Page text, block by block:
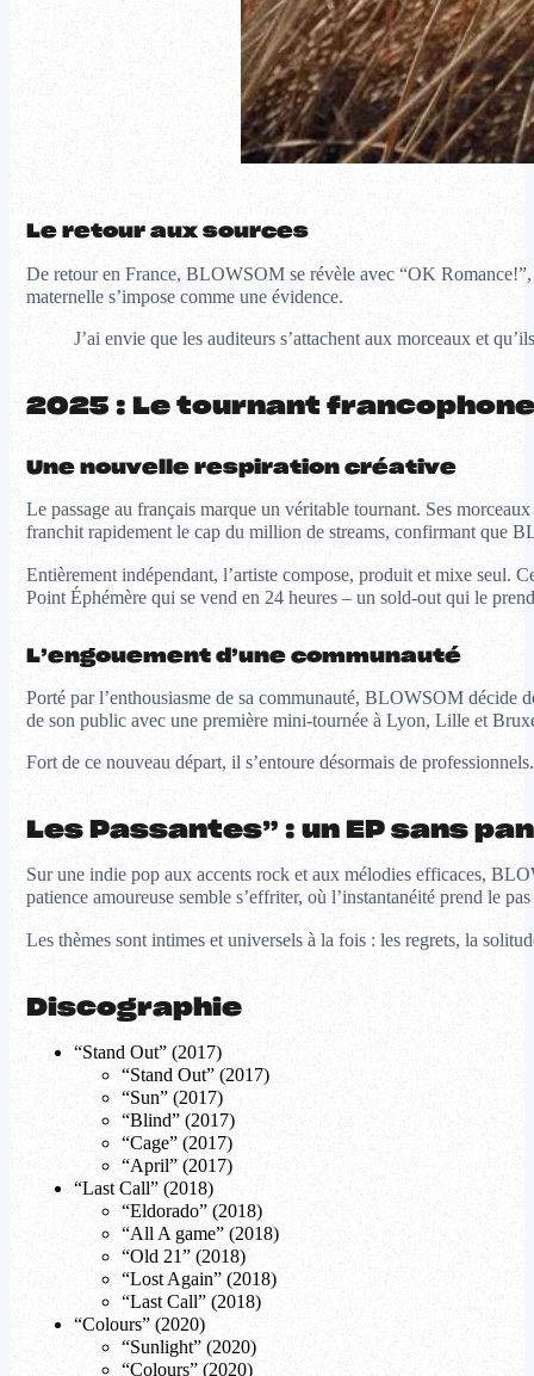
Le retour aux sources
De retour en France, BLOWSOM se révèle avec “OK
maternelle s’impose comme une évidence.
J’ai envie que les auditeurs s’attachent aux morceaux et
2025 : Le tournant francophone
Une nouvelle respiration créative
Le passage au français marque un véritable tournant. Ses
franchit rapidement le cap du million de streams, confirmant que
Entièrement indépendant, l’artiste compose, produit et mixe seul.
Point Éphémère qui se vend en 24 heures – un sold-out qui le
L’engouement d’une communauté
Porté par l’enthousiasme de sa communauté, BLOWSOM décide
de son public avec une première mini-tournée à Lyon, Lille et
Fort de ce nouveau départ, il s’entoure désormais de
Les Passantes” : un EP sans
Sur une indie pop aux accents rock et aux mélodies efficaces,
patience amoureuse semble s’effriter, où l’instantanéité prend le
Les thèmes sont intimes et universels à la fois : les regrets, la
Discographie
“Stand Out” (2017)
“Stand Out” (2017)
“Sun” (2017)
“Blind” (2017)
“Cage” (2017)
“April” (2017)
“Last Call” (2018)
“Eldorado” (2018)
“All A game” (2018)
“Old 21” (2018)
“Lost Again” (2018)
“Last Call” (2018)
“Colours” (2020)
“Sunlight” (2020)
“Colours” (2020)